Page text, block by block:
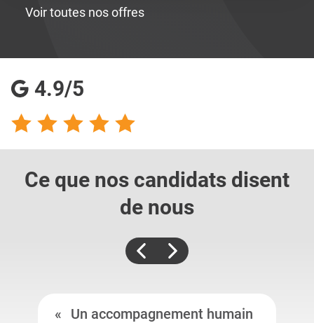
Voir toutes nos offres
4.9/5
Ce que nos candidats disent
de nous
Un accompagnement humain